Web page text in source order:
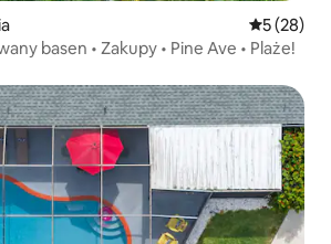
Średnia
5 (28)
basen • Zakupy • Pine Ave • Plaże!
z kategorii Wybór gości